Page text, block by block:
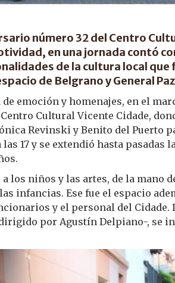
número 32 del Centro
en una jornada contó
de la cultura local que
de Belgrano y General
emoción y homenajes, en el
Cultural Vicente Cidade,
Revinski y Benito del Puerto
17 y se extendió hasta pasadas
los niños y las artes, de la mano
infancias. Ese fue el espacio
y el personal del Cidade.
por Agustín Delpiano-, se